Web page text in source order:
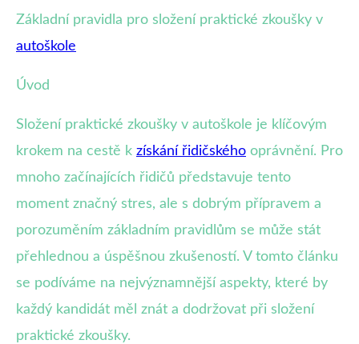
Jak Úspěšně Složit Praktickou
Zkoušku v Autoškole: Kompletní
14. 8. 2025 · 3 min čtení · Autor: Jan Štěpánek
Základní pravidla pro složení praktické zkoušky v
autoškole
Úvod
Složení praktické zkoušky v autoškole je klíčovým
krokem na cestě k získání řidičského oprávnění. Pro
mnoho začínajících řidičů představuje tento
moment značný stres, ale s dobrým přípravem a
porozuměním základním pravidlům se může stát
přehlednou a úspěšnou zkušeností. V tomto článku
se podíváme na nejvýznamnější aspekty, které by
každý kandidát měl znát a dodržovat při složení
praktické zkoušky.